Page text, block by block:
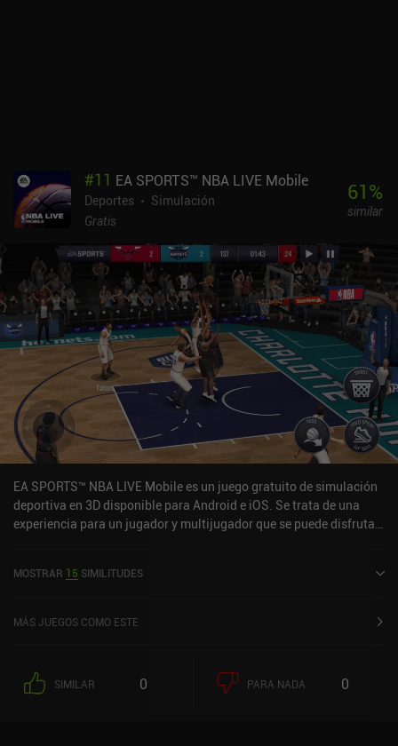
#11 EA SPORTS™ NBA LIVE Mobile
Deportes
Simulación
Gratis
61%
similar
EA SPORTS™ NBA LIVE Mobile es un juego gratuito de simulación
deportiva en 3D disponible para Android e iOS. Se trata de una
experiencia para un jugador y multijugador que se puede disfrutar
Mobile se lanzó en julio de 2016 y tiene actualmente una
App Store de iOS.
MOSTRAR 15 SIMILITUDES
MÁS JUEGOS COMO ESTE
SIMILAR 0 PARA NADA 0